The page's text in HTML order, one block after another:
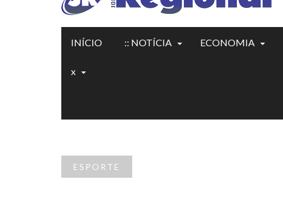
INÍCIO :: NOTÍCIA ECONOMIA
x
ESPORTE